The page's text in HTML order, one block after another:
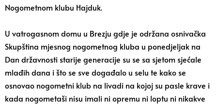
Nogometnom klubu Hajduk.
U vatrogasnom domu u Brezju gdje je održana osnivačka
Skupština mjesnog nogometnog kluba u ponedjeljak na
Dan državnosti starije generacije su se sa sjetom sjećale
mlađih dana i što se sve događalo u selu te kako se
osnovao nogometni klub na livadi na kojoj su pasle krave i
kada nogometaši nisu imali ni opremu ni loptu ni nikakve